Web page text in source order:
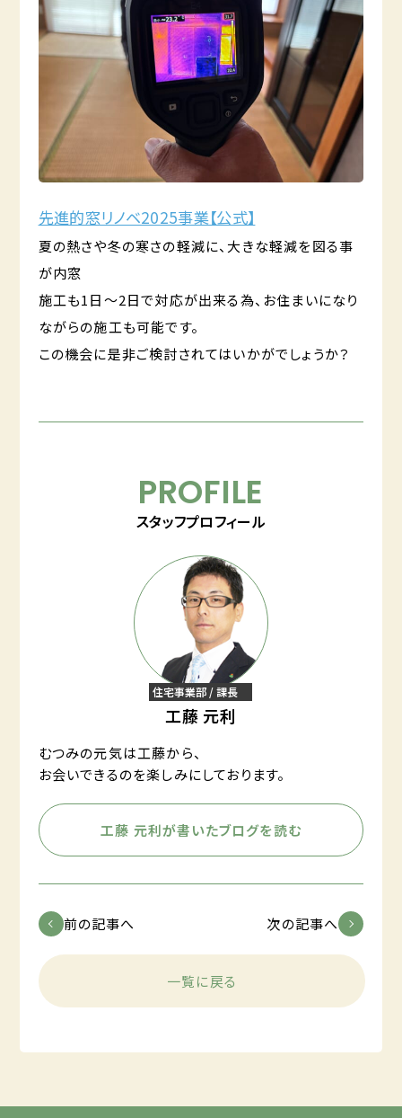
先進的窓リノベ2025事業【公式】
夏の熱さや冬の寒さの軽減に、大きな軽減を図る事
が内窓
施工も1日～2日で対応が出来る為、お住まいになり
ながらの施工も可能です。
この機会に是非ご検討されてはいかがでしょうか？
PROFILE
スタッフプロフィール
住宅事業部 / 課長
工藤 元利
むつみの元気は工藤から、
お会いできるのを楽しみにしております。
工藤 元利が書いたブログを読む
前の記事へ 次の記事へ
一覧に戻る